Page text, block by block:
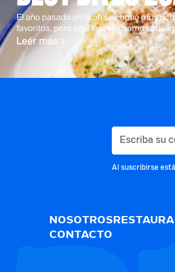
El año pasado en la ofi se comió muy
favoritos, pero aquí les mostramos
Leér más
Al suscribirse
NOSOTROS
CONTACTO